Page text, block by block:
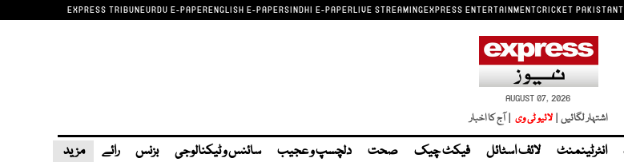
EXPRESS TRIBUNEURDU E-PAPERENGLISH E-PAPERSINDHI E-PAPERLIVE STREAMINGEXPRESS ENTERTAINMENTCRICKET PAKISTAN
AUGUST 07, 2026
اشتہار لگائیں | لائیو ٹی وی | آج کا اخبار
انٹرٹینمنٹ لائف اسٹائل فیکٹ چیک صحت دلچسپ و عجیب سائنس و ٹیکنالوجی بزنس رائے مزید